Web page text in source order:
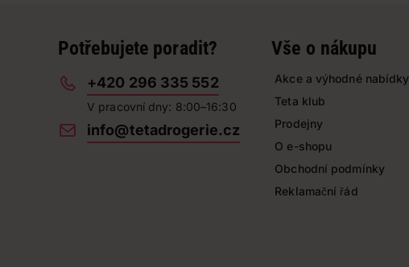
Potřebujete poradit?
+420 296 335 552
V pracovní dny: 8:00–16:30
info@tetadrogerie.cz
Vše o nákupu
Akce a výhodné nabídky
Teta klub
Prodejny
O e-shopu
Obchodní podmínky
Reklamační řád